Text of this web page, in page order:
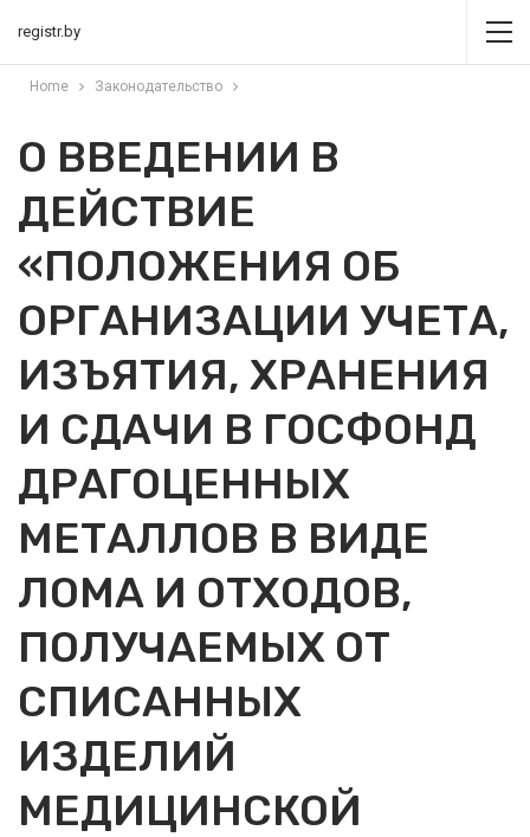
registr.by
Home Законодательство
О ВВЕДЕНИИ В
ДЕЙСТВИЕ
«ПОЛОЖЕНИЯ ОБ
ОРГАНИЗАЦИИ УЧЕТА,
ИЗЪЯТИЯ, ХРАНЕНИЯ
И СДАЧИ В ГОСФОНД
ДРАГОЦЕННЫХ
МЕТАЛЛОВ В ВИДЕ
ЛОМА И ОТХОДОВ,
ПОЛУЧАЕМЫХ ОТ
СПИСАННЫХ
ИЗДЕЛИЙ
МЕДИЦИНСКОЙ